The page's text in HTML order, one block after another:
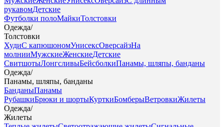
рукавомДетские
Футболки полоМайкиТолстовки
Одежда/
Толстовки
ХудиС капюшономУнисексОверсайзНа
молнииМужскиеЖенскиеДетские
СвитшотыЛонгсливыБейсболкиПанамы, шляпы, банданы
Одежда/
Панамы, шляпы, банданы
БанданыПанамы
РубашкиБрюки и шортыКурткиБомберыВетровкиЖилеты
Одежда/
Жилеты